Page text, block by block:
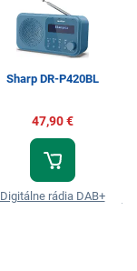
Sharp DR-P420BL
47,90 €
Digitálne rádia DAB+